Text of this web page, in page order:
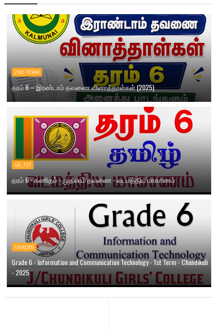
2ND TERM
தரம் 6 – இரண்டாம் தவணை வினாத்தாள்கள் (2025)
G6_1ST
தரம் 6 - கணிதம் - முதலாம் தவணை - வடமத்திய மாகாணம்
GRADE6
Grade 6 - Information and Communication Technology - 1st Term - Chundikuli
- 2025